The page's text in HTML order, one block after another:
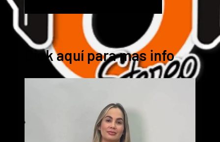
Cick aquí para mas info